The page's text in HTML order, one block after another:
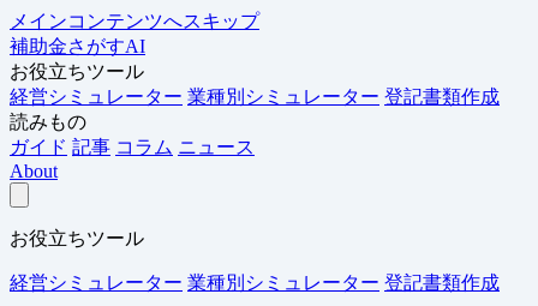
メインコンテンツへスキップ
補助金さがすAI
お役立ちツール
経営シミュレーター 業種別シミュレーター 登記書類作成
読みもの
ガイド 記事 コラム ニュース
About
お役立ちツール
経営シミュレーター 業種別シミュレーター 登記書類作成